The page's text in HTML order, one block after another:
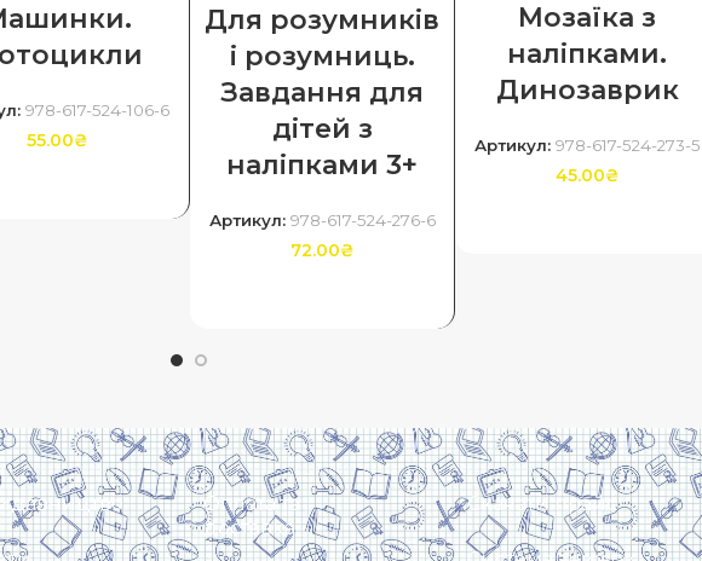
978-617-524-106-6
55.00₴
Для розумників
і розумниць.
Завдання для
дітей з
наліпками 3+
Артикул: 978-617-524-276-6
72.00₴
Мозаїка з
наліпками.
Динозаврик
Артикул: 978-617-524-273-5
45.00₴
Оплата та
доставка
Скачати прайс